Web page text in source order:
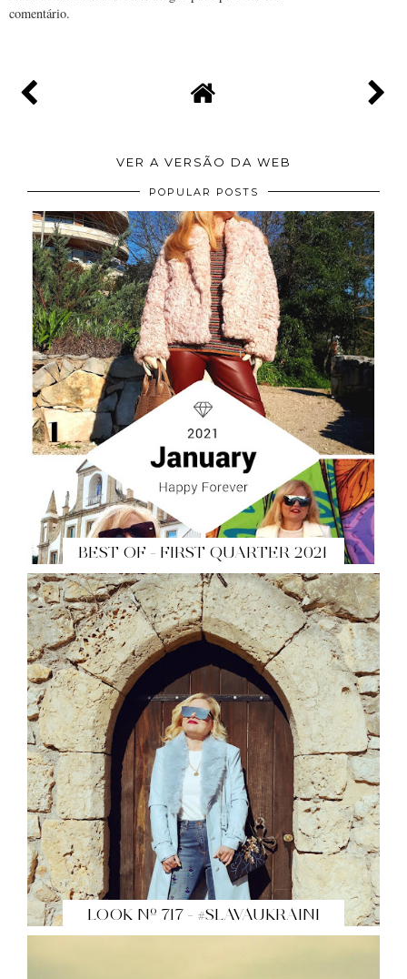
comentário.
VER A VERSÃO DA WEB
POPULAR POSTS
BEST OF - FIRST QUARTER 2021
LOOK Nº 717 - #SLAVAUKRAINI